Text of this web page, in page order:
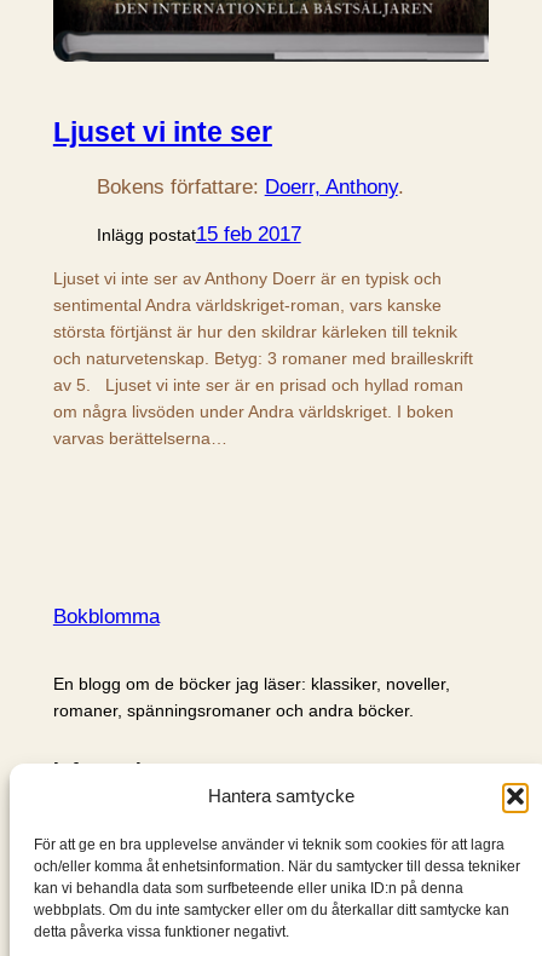
Hantera samtycke
För att ge en bra upplevelse använder vi teknik som cookies för att lagra
och/eller komma åt enhetsinformation. När du samtycker till dessa tekniker
kan vi behandla data som surfbeteende eller unika ID:n på denna
webbplats. Om du inte samtycker eller om du återkallar ditt samtycke kan
detta påverka vissa funktioner negativt.
Ljuset vi inte ser
Bokens författare: Doerr, Anthony.
Inlägg postat15 feb 2017
Ljuset vi inte ser av Anthony Doerr är en typisk och
sentimental Andra världskriget-roman, vars kanske
största förtjänst är hur den skildrar kärleken till teknik
och naturvetenskap. Betyg: 3 romaner med brailleskrift
av 5. Ljuset vi inte ser är en prisad och hyllad roman
om några livsöden under Andra världskriget. I boken
varvas berättelserna…
Bokblomma
En blogg om de böcker jag läser: klassiker, noveller,
romaner, spänningsromaner och andra böcker.
Information
Om mig & om bloggen
S
ö
k